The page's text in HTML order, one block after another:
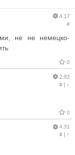
4.17
#
не не немецко-
0
2.93
#| ↑
0
4.31
#| ↑